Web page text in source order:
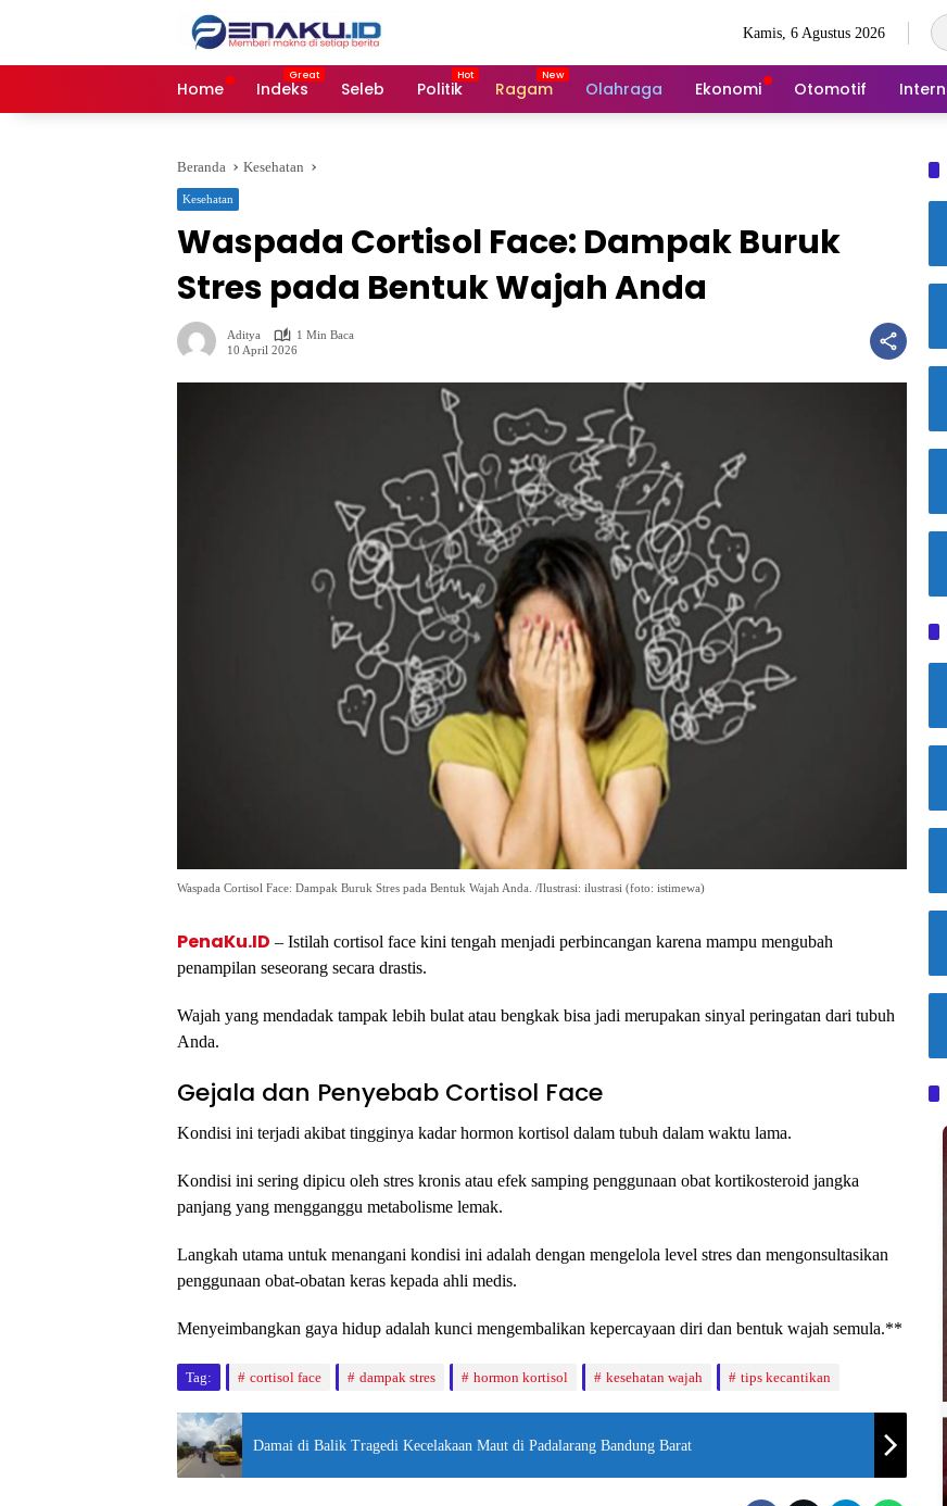
Kamis, 6 Agustus 2026
Home Indeks Seleb Politik Ragam Olahraga Ekonomi Otomotif
Beranda Kesehatan
Kesehatan
Waspada Cortisol Face: Dampak Buruk
Stres pada Bentuk Wajah Anda
Aditya
1 Min Baca
10 April 2026
Waspada Cortisol Face: Dampak Buruk Stres pada Bentuk Wajah Anda. /Ilustrasi: ilustrasi (foto: istimewa)
PenaKu.ID – Istilah cortisol face kini tengah menjadi perbincangan karena mampu mengubah
penampilan seseorang secara drastis.
Wajah yang mendadak tampak lebih bulat atau bengkak bisa jadi merupakan sinyal peringatan dari tubuh
Anda.
Gejala dan Penyebab Cortisol Face
Kondisi ini terjadi akibat tingginya kadar hormon kortisol dalam tubuh dalam waktu lama.
Kondisi ini sering dipicu oleh stres kronis atau efek samping penggunaan obat kortikosteroid jangka
panjang yang mengganggu metabolisme lemak.
Langkah utama untuk menangani kondisi ini adalah dengan mengelola level stres dan mengonsultasikan
penggunaan obat-obatan keras kepada ahli medis.
Menyeimbangkan gaya hidup adalah kunci mengembalikan kepercayaan diri dan bentuk wajah semula.**
Tag: cortisol face dampak stres hormon kortisol kesehatan wajah tips kecantikan
Damai di Balik Tragedi Kecelakaan Maut di Padalarang Bandung Barat